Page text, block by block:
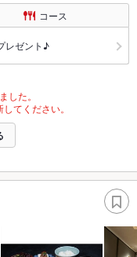
コース
レゼント♪
した。
てください。